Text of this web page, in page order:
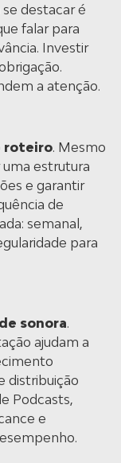
destacar é
falar para
Investir
a atenção.
roteiro. Mesmo
estrutura
e garantir
de
semanal,
para
sonora.
ajudam a
distribuição
Podcasts,
e